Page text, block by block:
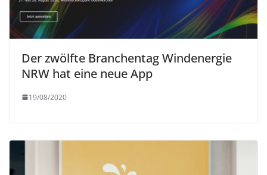
Der zwölfte Branchentag Windenergie
NRW hat eine neue App
19/08/2020